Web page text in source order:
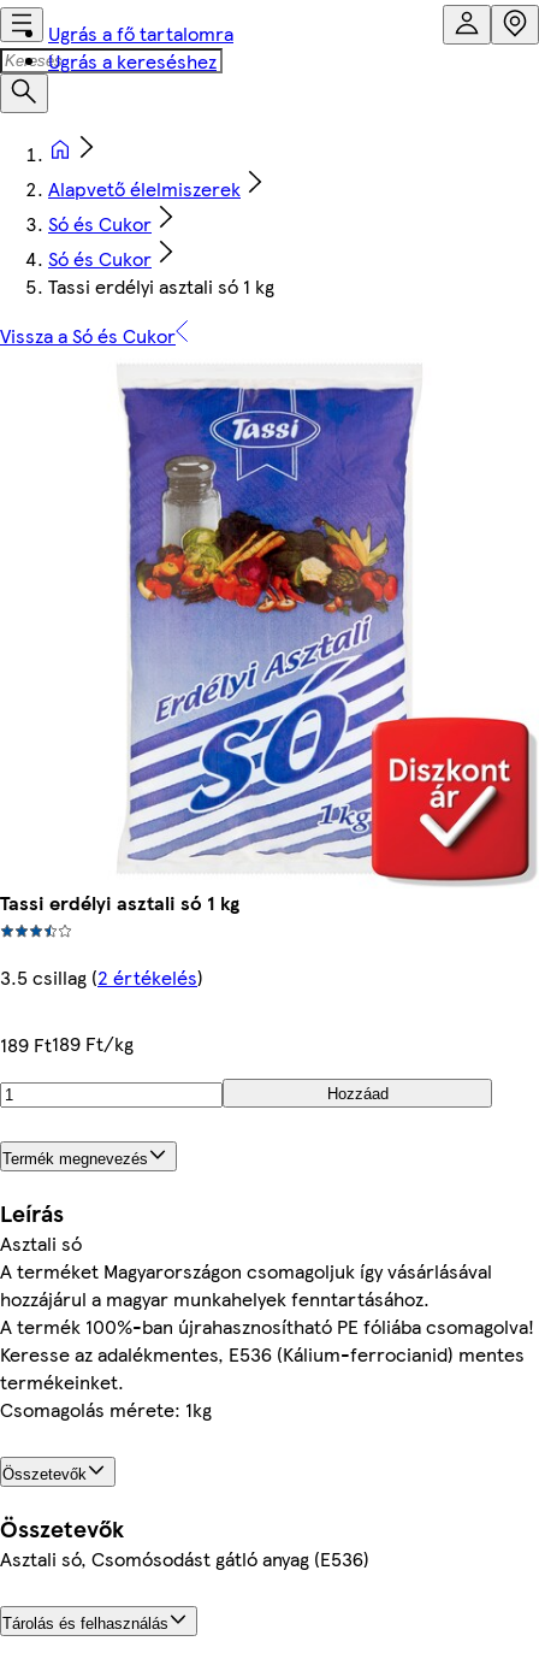
Ugrás a fő tartalomra
Ugrás a kereséshez
Alapvető élelmiszerek
Só és Cukor
Só és Cukor
Tassi erdélyi asztali só 1 kg
Vissza a Só és Cukor
Tassi erdélyi asztali só 1 kg
3.5 csillag (2 értékelés)
189 Ft189 Ft/kg
Hozzáad
Termék megnevezés
Leírás
Asztali só
A terméket Magyarországon csomagoljuk így vásárlásával
hozzájárul a magyar munkahelyek fenntartásához.
A termék 100%-ban újrahasznosítható PE fóliába csomagolva!
Keresse az adalékmentes, E536 (Kálium-ferrocianid) mentes
termékeinket.
Csomagolás mérete: 1kg
Összetevők
Összetevők
Asztali só, Csomósodást gátló anyag (E536)
Tárolás és felhasználás